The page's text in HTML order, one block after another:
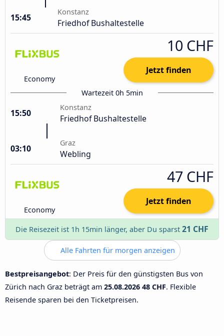
15:45
Konstanz
Friedhof Bushaltestelle
Economy
10 CHF
Jetzt finden
Wartezeit 0h 5min
15:50
Konstanz
Friedhof Bushaltestelle
03:10
Graz
Webling
Economy
47 CHF
Jetzt finden
Die Reisezeit ist 1h 15min länger, aber Du sparst 21 CHF
Alle Fahrten für morgen anzeigen
Bestpreisangebot: Der Preis für den günstigsten Bus von
Zürich nach Graz beträgt am 25.08.2026 48 CHF. Flexible
Reisende sparen bei den Ticketpreisen.